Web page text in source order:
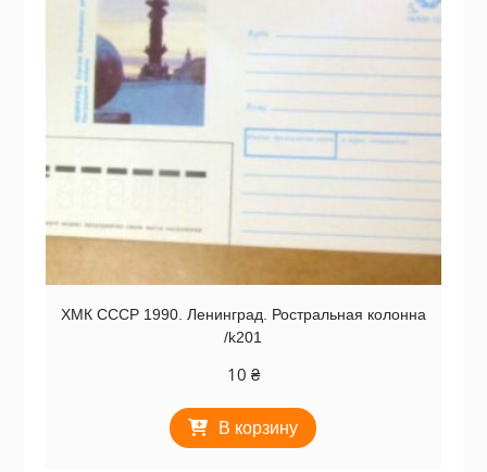
ХМК СССР 1990. Ленинград. Ростральная колонна
/k201
10 ₴
В корзину